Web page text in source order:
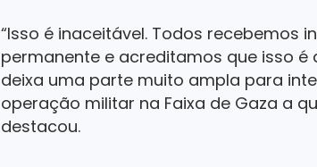
“Isso é inaceitável. Todos
permanente e acreditamos que isso
deixa uma parte muito ampla para
operação militar na Faixa de Gaza a
destacou.